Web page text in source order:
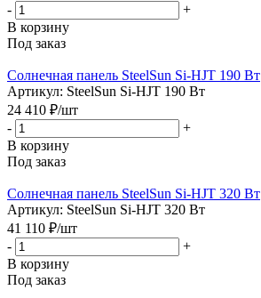
-
+
В корзину
Под заказ
Солнечная панель SteelSun Si-HJT 190 Вт
Артикул: SteelSun Si-HJT 190 Вт
24 410 ₽/шт
-
+
В корзину
Под заказ
Солнечная панель SteelSun Si-HJT 320 Вт
Артикул: SteelSun Si-HJT 320 Вт
41 110 ₽/шт
-
+
В корзину
Под заказ